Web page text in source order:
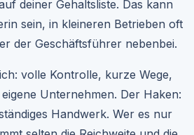
deiner Gehaltsliste. Das kann
sein, in kleineren Betrieben oft
der Geschäftsführer nebenbei.
volle Kontrolle, kurze Wege,
Unternehmen. Der Haken:
Handwerk. Wer es nur